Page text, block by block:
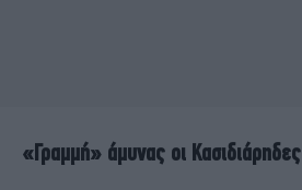
«Γραμμή» άμυνας οι Κασιδιάρηδες